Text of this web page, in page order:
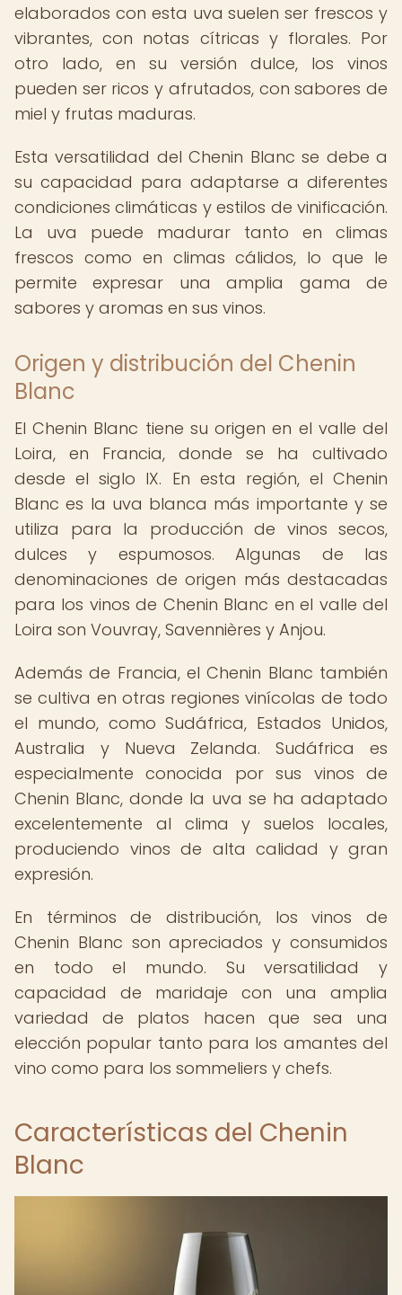
elaborados con esta uva suelen ser frescos y
vibrantes, con notas cítricas y florales. Por
otro lado, en su versión dulce, los vinos
pueden ser ricos y afrutados, con sabores de
miel y frutas maduras.
Esta versatilidad del Chenin Blanc se debe a
su capacidad para adaptarse a diferentes
condiciones climáticas y estilos de vinificación.
La uva puede madurar tanto en climas
frescos como en climas cálidos, lo que le
permite expresar una amplia gama de
sabores y aromas en sus vinos.
Origen y distribución del Chenin
Blanc
El Chenin Blanc tiene su origen en el valle del
Loira, en Francia, donde se ha cultivado
desde el siglo IX. En esta región, el Chenin
Blanc es la uva blanca más importante y se
utiliza para la producción de vinos secos,
dulces y espumosos. Algunas de las
denominaciones de origen más destacadas
para los vinos de Chenin Blanc en el valle del
Loira son Vouvray, Savennières y Anjou.
Además de Francia, el Chenin Blanc también
se cultiva en otras regiones vinícolas de todo
el mundo, como Sudáfrica, Estados Unidos,
Australia y Nueva Zelanda. Sudáfrica es
especialmente conocida por sus vinos de
Chenin Blanc, donde la uva se ha adaptado
excelentemente al clima y suelos locales,
produciendo vinos de alta calidad y gran
expresión.
En términos de distribución, los vinos de
Chenin Blanc son apreciados y consumidos
en todo el mundo. Su versatilidad y
capacidad de maridaje con una amplia
variedad de platos hacen que sea una
elección popular tanto para los amantes del
vino como para los sommeliers y chefs.
Características del Chenin
Blanc